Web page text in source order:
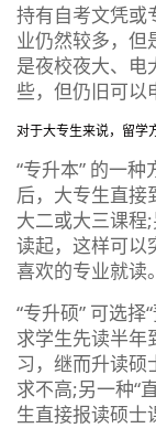
持有自考文凭或
业仍然较多，但
是夜校夜大、电
些，但仍旧可以
对于大专生来说，留学
“专升本” 的一
后，大专生直接
大二或大三课程
读起，这样可以
喜欢的专业就读。
“专升硕” 可选择
求学生先读半年
习，继而升读硕
求不高;另一种“
生直接报读硕士